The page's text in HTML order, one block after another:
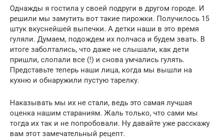
Однажды я гостила у своей подруги в другом городе. И
решили мы замутить вот такие пирожки. Получилось 15
штук вкуснейшей выпечки. А детки наши в это время
гуляли. Думаем, подождем их полчаса и будем звать. В
итоге заболтались, что даже не слышали, как дети
пришли, слопали все (!) и снова умчались гулять.
Представьте теперь наши лица, когда мы вышли на
кухню и обнаружили пустую тарелку.
Наказывать мы их не стали, ведь это самая лучшая
оценка нашим стараниям. Жаль только, что сами мы
тогда их так и не попробовали. Ну давайте уже расскажу
вам этот замечательный рецепт.